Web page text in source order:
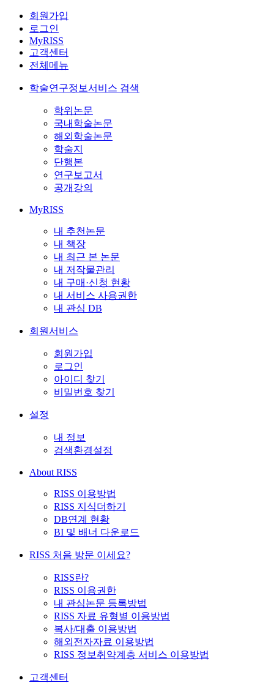
회원가입
로그인
MyRISS
고객센터
전체메뉴
학술연구정보서비스 검색
학위논문
국내학술논문
해외학술논문
학술지
단행본
연구보고서
공개강의
MyRISS
내 추천논문
내 책장
내 최근 본 논문
내 저작물관리
내 구매·신청 현황
내 서비스 사용권한
내 관심 DB
회원서비스
회원가입
로그인
아이디 찾기
비밀번호 찾기
설정
내 정보
검색환경설정
About RISS
RISS 이용방법
RISS 지식더하기
DB연계 현황
BI 및 배너 다운로드
RISS 처음 방문 이세요?
RISS란?
RISS 이용권한
내 관심논문 등록방법
RISS 자료 유형별 이용방법
복사/대출 이용방법
해외전자자료 이용방법
RISS 정보취약계층 서비스 이용방법
고객센터